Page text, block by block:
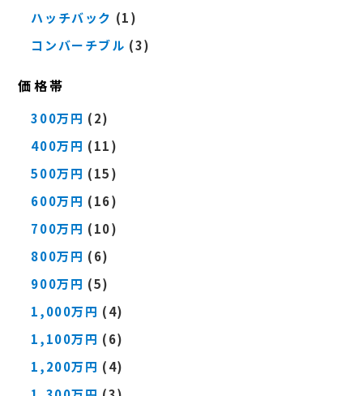
ハッチバック (1)
コンバーチブル (3)
価格帯
300万円 (2)
400万円 (11)
500万円 (15)
600万円 (16)
700万円 (10)
800万円 (6)
900万円 (5)
1,000万円 (4)
1,100万円 (6)
1,200万円 (4)